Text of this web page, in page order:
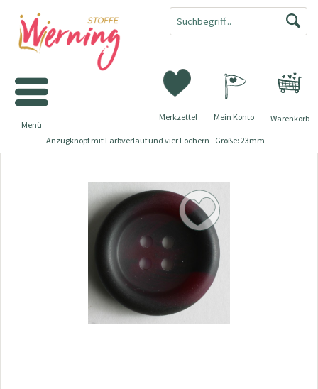
Warenkorb
Merkzettel Mein Konto
Menü
Anzugknopf mit Farbverlauf und vier Löchern - Größe: 23mm